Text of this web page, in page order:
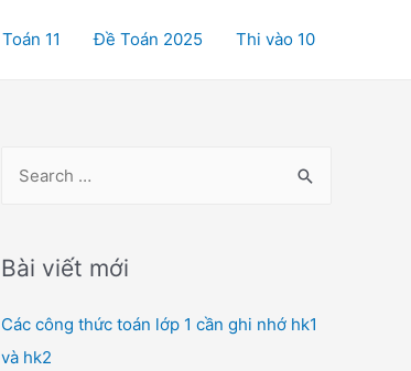
Toán 11 Đề Toán 2025 Thi vào 10
r
h
f
Bài viết mới
Các công thức toán lớp 1 cần ghi nhớ hk1
và hk2